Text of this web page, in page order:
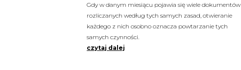
Gdy w danym miesiącu pojawia się wiele dokumentów
rozliczanych według tych samych zasad, otwieranie
każdego z nich osobno oznacza powtarzanie tych
samych czynności.
czytaj dalej